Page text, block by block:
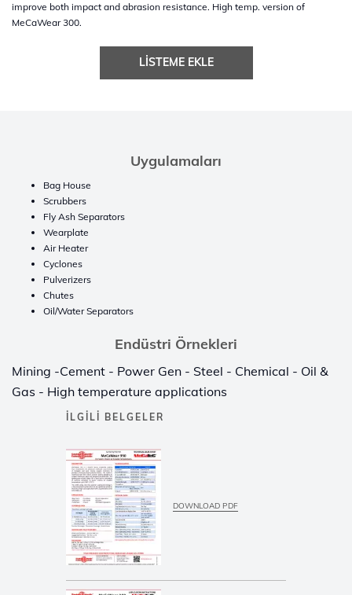
improve both impact and abrasion resistance. High temp. version of
MeCaWear 300.
LISTEME EKLE
Uygulamaları
Bag House
Scrubbers
Fly Ash Separators
Wearplate
Air Heater
Cyclones
Pulverizers
Chutes
Oil/Water Separators
Endüstri Örnekleri
Mining -Cement - Power Gen - Steel - Chemical - Oil &
Gas - High temperature applications
İLGILI BELGELER
DOWNLOAD PDF